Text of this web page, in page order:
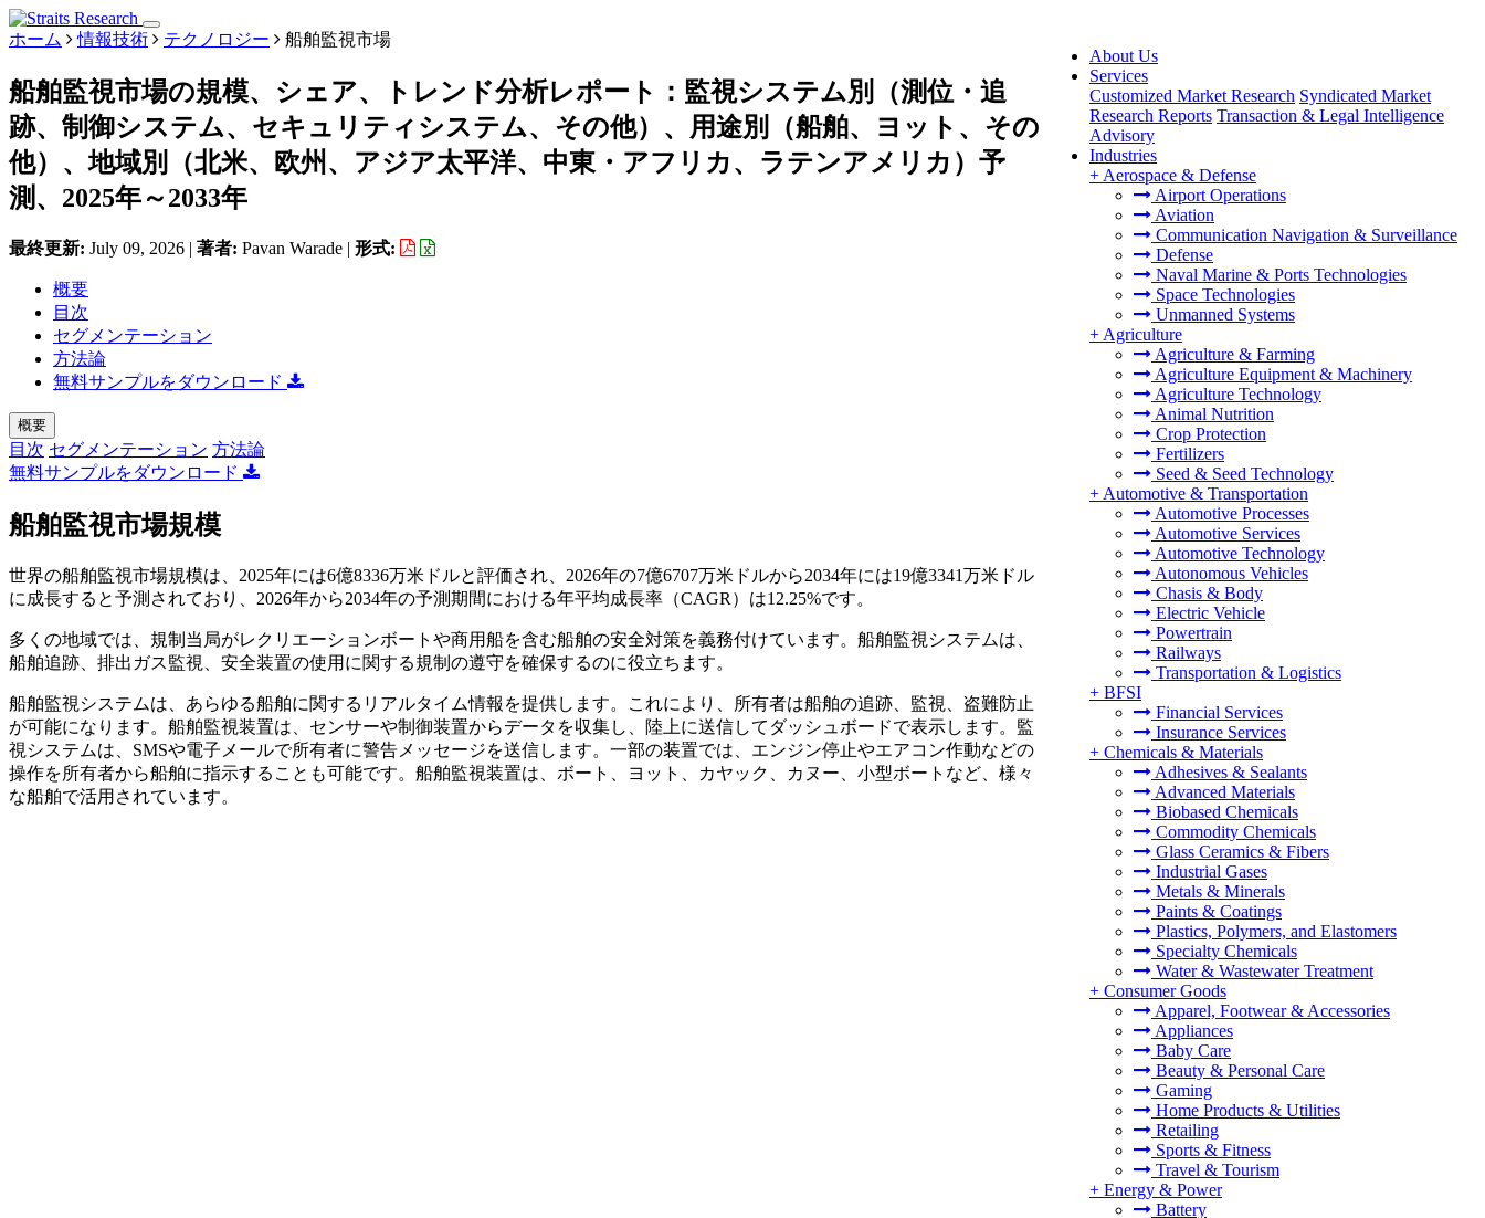
About Us
Services
Customized Market Research Syndicated Market
Research Reports Transaction & Legal Intelligence
Advisory
Industries
+ Aerospace & Defense
Airport Operations
Aviation
Communication Navigation & Surveillance
Defense
Naval Marine & Ports Technologies
Space Technologies
Unmanned Systems
+ Agriculture
Agriculture & Farming
Agriculture Equipment & Machinery
Agriculture Technology
Animal Nutrition
Crop Protection
Fertilizers
Seed & Seed Technology
+ Automotive & Transportation
Automotive Processes
Automotive Services
Automotive Technology
Autonomous Vehicles
Chasis & Body
Electric Vehicle
Powertrain
Railways
Transportation & Logistics
+ BFSI
Financial Services
Insurance Services
+ Chemicals & Materials
Adhesives & Sealants
Advanced Materials
Biobased Chemicals
Commodity Chemicals
Glass Ceramics & Fibers
Industrial Gases
Metals & Minerals
Paints & Coatings
Plastics, Polymers, and Elastomers
Specialty Chemicals
Water & Wastewater Treatment
+ Consumer Goods
Apparel, Footwear & Accessories
Appliances
Baby Care
Beauty & Personal Care
Gaming
Home Products & Utilities
Retailing
Sports & Fitness
Travel & Tourism
+ Energy & Power
Battery
ホーム 情報技術 テクノロジー 船舶監視市場
船舶監視市場の規模、シェア、トレンド分析レポート：監視システム別（測位・追
跡、制御システム、セキュリティシステム、その他）、用途別（船舶、ヨット、その
他）、地域別（北米、欧州、アジア太平洋、中東・アフリカ、ラテンアメリカ）予
測、2025年～2033年
最終更新: July 09, 2026 | 著者: Pavan Warade | 形式:
概要
目次
セグメンテーション
方法論
無料サンプルをダウンロード
概要
目次 セグメンテーション 方法論
無料サンプルをダウンロード
船舶監視市場規模
世界の船舶監視市場規模は、2025年には6億8336万米ドルと評価され、2026年の7億6707万米ドルから2034年には19億3341万米ドル
に成長すると予測されており、2026年から2034年の予測期間における年平均成長率（CAGR）は12.25%です。
多くの地域では、規制当局がレクリエーションボートや商用船を含む船舶の安全対策を義務付けています。船舶監視システムは、
船舶追跡、排出ガス監視、安全装置の使用に関する規制の遵守を確保するのに役立ちます。
船舶監視システムは、あらゆる船舶に関するリアルタイム情報を提供します。これにより、所有者は船舶の追跡、監視、盗難防止
が可能になります。船舶監視装置は、センサーや制御装置からデータを収集し、陸上に送信してダッシュボードで表示します。監
視システムは、SMSや電子メールで所有者に警告メッセージを送信します。一部の装置では、エンジン停止やエアコン作動などの
操作を所有者から船舶に指示することも可能です。船舶監視装置は、ボート、ヨット、カヤック、カヌー、小型ボートなど、様々
な船舶で活用されています。